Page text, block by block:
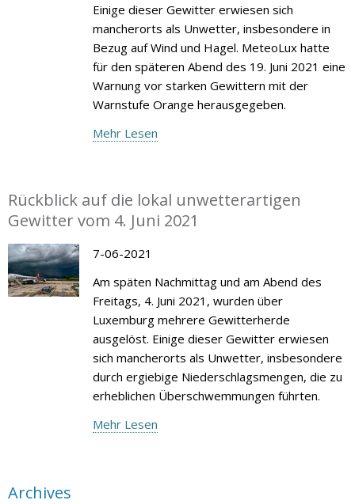
Einige dieser Gewitter erwiesen sich
mancherorts als Unwetter, insbesondere in
Bezug auf Wind und Hagel. MeteoLux hatte
für den späteren Abend des 19. Juni 2021 eine
Warnung vor starken Gewittern mit der
Warnstufe Orange herausgegeben.
Mehr Lesen
Rückblick auf die lokal unwetterartigen
Gewitter vom 4. Juni 2021
7-06-2021
Am späten Nachmittag und am Abend des
Freitags, 4. Juni 2021, wurden über
Luxemburg mehrere Gewitterherde
ausgelöst. Einige dieser Gewitter erwiesen
sich mancherorts als Unwetter, insbesondere
durch ergiebige Niederschlagsmengen, die zu
erheblichen Überschwemmungen führten.
Mehr Lesen
Archives